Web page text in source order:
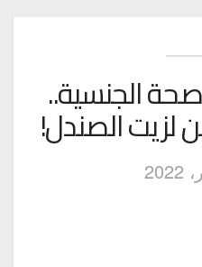
الجنسية..
لزيت الصندل!